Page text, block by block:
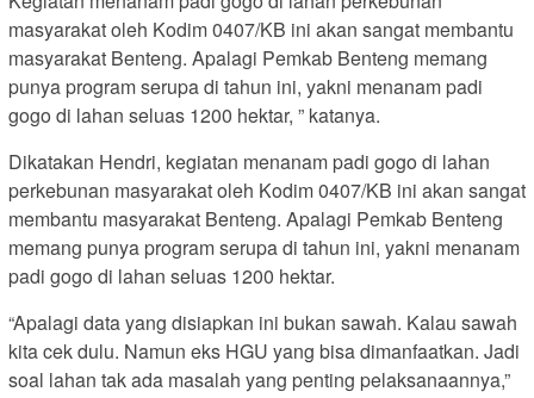
masyarakat oleh Kodim 0407/KB ini akan sangat membantu
masyarakat Benteng. Apalagi Pemkab Benteng memang
punya program serupa di tahun ini, yakni menanam padi
gogo di lahan seluas 1200 hektar, ” katanya.
Dikatakan Hendri, kegiatan menanam padi gogo di lahan
perkebunan masyarakat oleh Kodim 0407/KB ini akan sangat
membantu masyarakat Benteng. Apalagi Pemkab Benteng
memang punya program serupa di tahun ini, yakni menanam
padi gogo di lahan seluas 1200 hektar.
“Apalagi data yang disiapkan ini bukan sawah. Kalau sawah
kita cek dulu. Namun eks HGU yang bisa dimanfaatkan. Jadi
soal lahan tak ada masalah yang penting pelaksanaannya,”